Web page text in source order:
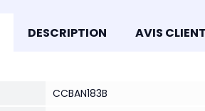
DESCRIPTION AVIS
CCBAN183B